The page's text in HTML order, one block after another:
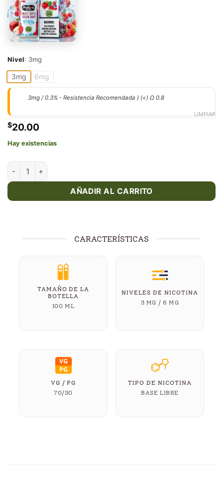
Nivel: 3mg
3mg 6mg
LIMPIAR
3mg / 0.3% - Resistencia Recomendada ) (<) Ω 0.8
$20.00
Hay existencias
Sweet Apple Sugar Baby Ice - Fruison - 100ml cantidad
AÑADIR AL CARRITO
CARACTERÍSTICAS
TAMAÑO DE LA
BOTELLA
100 ML
NIVELES DE NICOTINA
3 MG / 6 MG
VG / PG
70/30
TIPO DE NICOTINA
BASE LIBRE